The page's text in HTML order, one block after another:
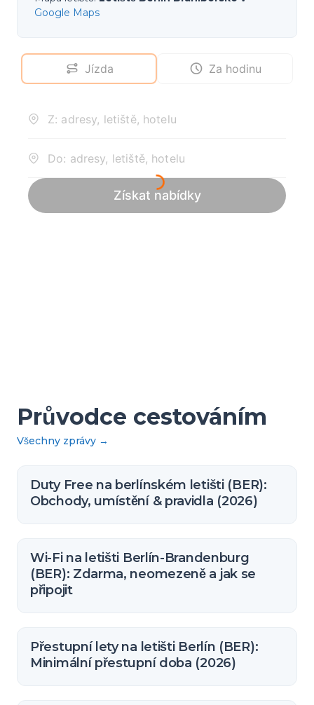
Google Maps
Průvodce cestováním
Všechny zprávy →
Duty Free na berlínském letišti (BER):
Obchody, umístění & pravidla (2026)
Wi-Fi na letišti Berlín-Brandenburg
(BER): Zdarma, neomezeně a jak se
připojit
Přestupní lety na letišti Berlín (BER):
Minimální přestupní doba (2026)